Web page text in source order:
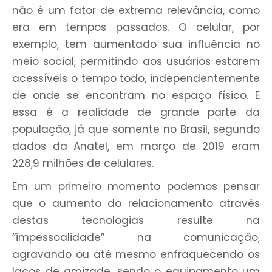
não é um fator de extrema relevância, como
era em tempos passados. O celular, por
exemplo, tem aumentado sua influência no
meio social, permitindo aos usuários estarem
acessíveis o tempo todo, independentemente
de onde se encontram no espaço físico. E
essa é a realidade de grande parte da
população, já que somente no Brasil, segundo
dados da Anatel, em março de 2019 eram
228,9 milhões de celulares.
Em um primeiro momento podemos pensar
que o aumento do relacionamento através
destas tecnologias resulte na
“impessoalidade” na comunicação,
agravando ou até mesmo enfraquecendo os